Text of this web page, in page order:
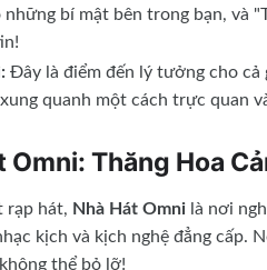
bí mật bên trong bạn, và
Đây là điểm đến lý tưởng cho cả
quanh một cách trực quan
Omni: Thăng Hoa
rạp hát, Nhà Hát Omnilà nơi
kịch và kịch nghệ đẳng cấp.
thể bỏ lỡ!